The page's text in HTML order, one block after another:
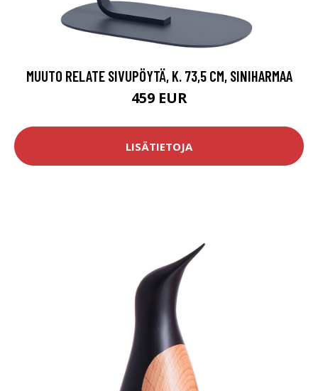
MUUTO RELATE SIVUPÖYTÄ, K. 73,5 CM, SINIHARMAA
459 EUR
LISÄTIETOJA